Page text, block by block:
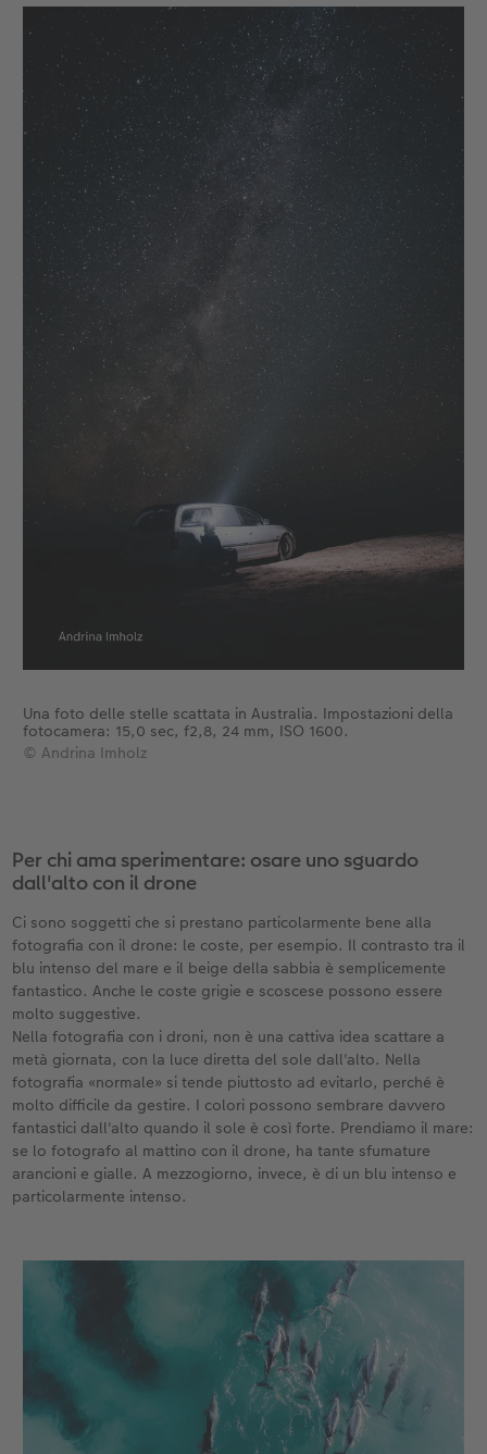
Una foto delle stelle scattata in Australia. Impostazioni della
fotocamera: 15,0 sec, f2,8, 24 mm, ISO 1600.
© Andrina Imholz
Per chi ama sperimentare: osare uno sguardo
dall'alto con il drone
Ci sono soggetti che si prestano particolarmente bene alla
fotografia con il drone: le coste, per esempio. Il contrasto tra il
blu intenso del mare e il beige della sabbia è semplicemente
fantastico. Anche le coste grigie e scoscese possono essere
molto suggestive.
Nella fotografia con i droni, non è una cattiva idea scattare a
metà giornata, con la luce diretta del sole dall'alto. Nella
fotografia «normale» si tende piuttosto ad evitarlo, perché è
molto difficile da gestire. I colori possono sembrare davvero
fantastici dall'alto quando il sole è così forte. Prendiamo il mare:
se lo fotografo al mattino con il drone, ha tante sfumature
arancioni e gialle. A mezzogiorno, invece, è di un blu intenso e
particolarmente intenso.